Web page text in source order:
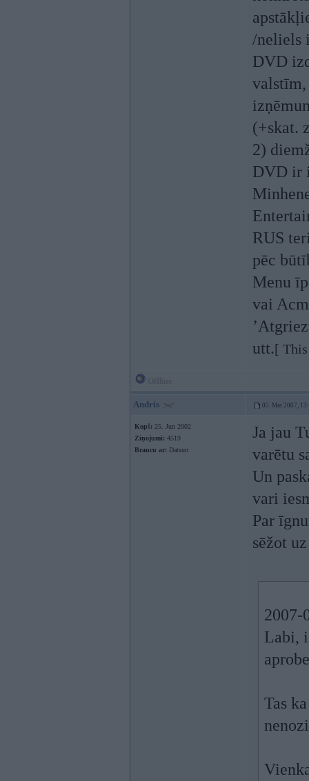
/neliels
DVD
(+skat.
2)
DVD ir
RUS
pēc
Menu
vai
utt.[
Andris 05. Mar 2007,
Kopš: 25. Jun 2002
Ziņojumi: 4519
Braucu ar: Datsun
Ja jau
varētu
Un
vari
Par
sēžot
2007-
Labi,
Tas